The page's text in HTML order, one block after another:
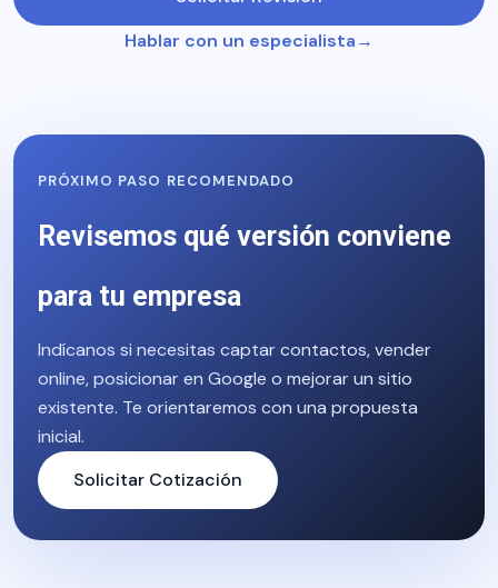
Hablar con un especialista
PRÓXIMO PASO RECOMENDADO
Revisemos qué versión conviene
para tu empresa
Indícanos si necesitas captar contactos, vender
online, posicionar en Google o mejorar un sitio
existente. Te orientaremos con una propuesta
inicial.
Solicitar Cotización